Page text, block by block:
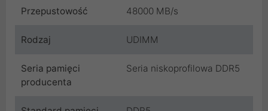
Przepustowość 48000 MB/s
Rodzaj UDIMM
Seria pamięci
producenta
Seria niskoprofilowa DDR5